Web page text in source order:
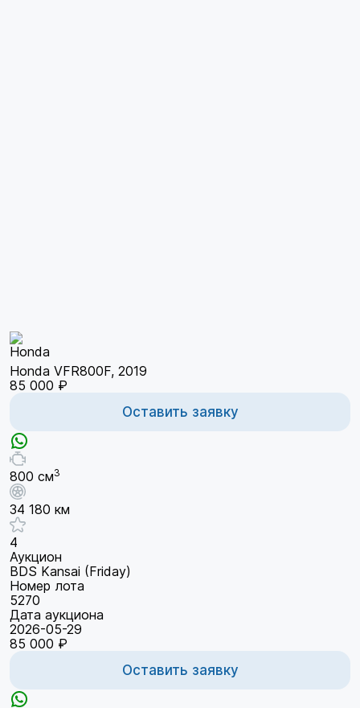
Honda VFR800F, 2019
85 000 ₽
Оставить заявку
800 см3
34 180 км
4
Аукцион
BDS Kansai (Friday)
Номер лота
5270
Дата аукциона
2026-05-29
85 000 ₽
Оставить заявку